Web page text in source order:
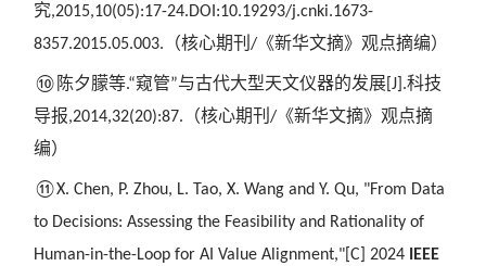
究,2015,10(05):17-24.DOI:10.19293/j.cnki.1673-
8357.2015.05.003.
（核心期刊 / 《新华文摘》观点摘编）
⑩ 陈夕朦等.“窥管”与古代大型天文仪器的发展 [J].科技
导报,2014,32(20):87. （核心期刊 / 《新华文摘》观点摘
编）
⑪X. Chen, P. Zhou, L. Tao, X. Wang and Y. Qu, "From Data
to Decisions: Assessing the Feasibility and Rationality of
Human-in-the-Loop for AI Value Alignment,"[C]2024 IEEE